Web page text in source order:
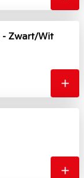
- Zwart/Wit